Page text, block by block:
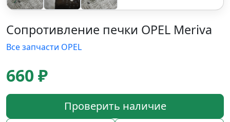
Сопротивление печки OPEL Meriva
Все запчасти OPEL
660 ₽
Проверить наличие